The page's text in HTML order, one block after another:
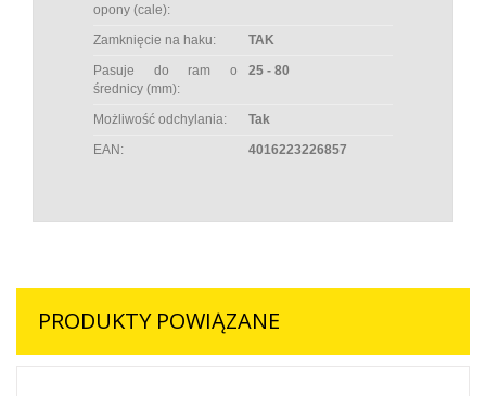
opony (cale):
Zamknięcie na haku:
TAK
Pasuje do ram o
średnicy (mm):
25 - 80
Możliwość odchylania:
Tak
EAN:
4016223226857
PRODUKTY POWIĄZANE